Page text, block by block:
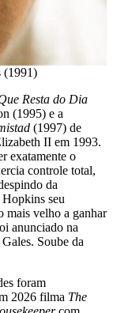
(1991)
Resta do Dia
(1995) e a
(1997) de
II em 1993.
exatamente o
controle total,
da
Hopkins seu
mais velho a ganhar
anunciado na
Soube da
foram
2026 filma The